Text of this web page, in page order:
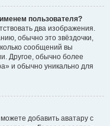
пользователя?
два изображения.
обычно это звёздочки,
сообщений вы
Другое, обычно более
и обычно уникально для
добавить аватару с